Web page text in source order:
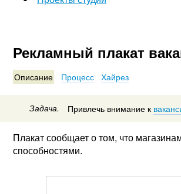
Рекламный плакат
Описание Процесс Хайрез
Задача. Привлечь внимание к
Плакат сообщает о том, что
способностями.